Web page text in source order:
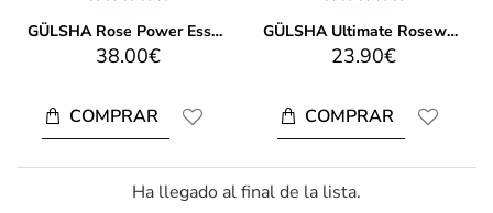
GÜLSHA Rose Power Essence 100ml
38.00€
COMPRAR
GÜLSHA Ultimate Rosewater 200ml
23.90€
COMPRAR
Ha llegado al final de la lista.